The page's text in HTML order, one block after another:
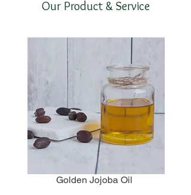
Our Product & Service
Golden Jojoba Oil